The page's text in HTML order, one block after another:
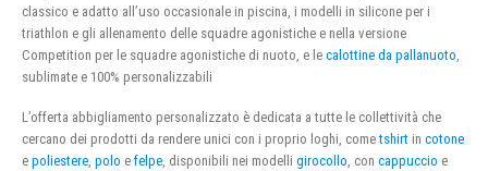
classico e adatto all’uso occasionale in piscina, i modelli in silicone per i
triathlon e gli allenamento delle squadre agonistiche e nella versione
Competition per le squadre agonistiche di nuoto, e le calottine da pallanuoto,
sublimate e 100% personalizzabili
L’offerta abbigliamento personalizzato è dedicata a tutte le collettività che
cercano dei prodotti da rendere unici con i proprio loghi, cometshirt in cotone
e poliestere, polo e felpe, disponibili nei modelli girocollo, con cappuccio e